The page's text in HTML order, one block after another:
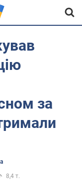
за
8,4 т.